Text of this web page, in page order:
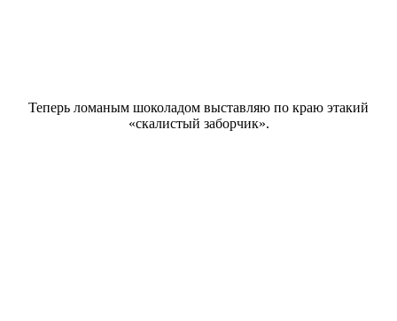
Теперь ломаным шоколадом выставляю по краю этакий
«скалистый заборчик».